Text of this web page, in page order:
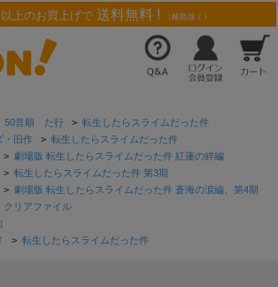
以上のお買上げで 送料無料 ! （離島除く）
50音順 た行 > 転生したらスライムだった件
・旧作 > 転生したらスライムだった件
> 劇場版 転生したらスライムだった件 紅蓮の絆編
> 転生したらスライムだった件 第3期
> 劇場版 転生したらスライムだった件 蒼海の涙編、第4期
クリアファイル
> 転生したらスライムだった件